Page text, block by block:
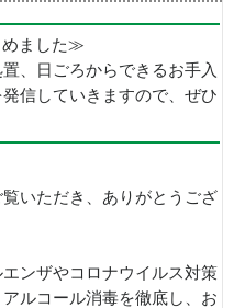
めました≫
、日ごろからできるお手入
信していきますので、ぜひ
いただき、ありがとうござ
ンザやコロナウイルス対策
ルコール消毒を徹底し、お